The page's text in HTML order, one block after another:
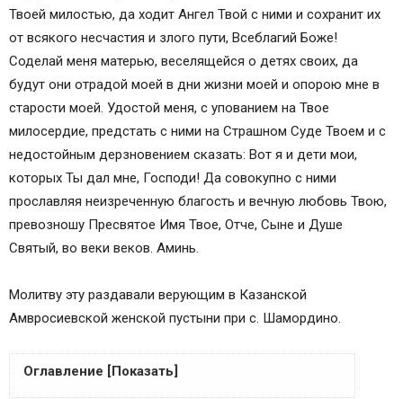
Твоей милостью, да ходит Ангел Твой с ними и сохранит их
от всякого несчастия и злого пути, Всеблагий Боже!
Соделай меня матерью, веселящейся о детях своих, да
будут они отрадой моей в дни жизни моей и опорою мне в
старости моей. Удостой меня, с упованием на Твое
милосердие, предстать с ними на Страшном Суде Твоем и с
недостойным дерзновением сказать: Вот я и дети мои,
которых Ты дал мне, Господи! Да совокупно с ними
прославляя неизреченную благость и вечную любовь Твою,
превозношу Пресвятое Имя Твое, Отче, Сыне и Душе
Святый, во веки веков. Аминь.
Молитву эту раздавали верующим в Казанской
Амвросиевской женской пустыни при с. Шамордино.
Оглавление [Показать]